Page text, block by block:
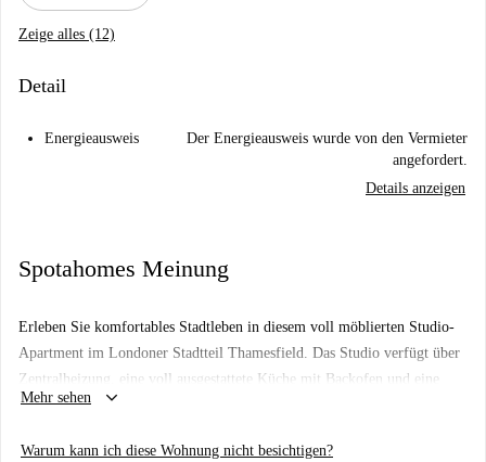
Zeige alles (12)
Detail
Energieausweis
Der Energieausweis wurde von den Vermieter
angefordert.
Details anzeigen
Spotahomes Meinung
Erleben Sie komfortables Stadtleben in diesem voll möblierten Studio-
Apartment im Londoner Stadtteil Thamesfield. Das Studio verfügt über
Zentralheizung, eine voll ausgestattete Küche mit Backofen und eine
Waschmaschine zur gemeinsamen Nutzung. Internet und alle
Mehr sehen keyboard_arrow_down
Warum kann ich diese Wohnung nicht besichtigen?